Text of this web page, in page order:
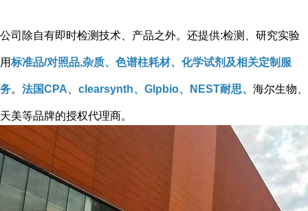
公司除自有即时检测技术、产品之外。还提供:检测、研究实验
用标准品/对照品,杂质、色谱柱耗材、化学试剂及相关定制服
务。 法国CPA clearsynth、Glpbio、NEST耐思、 海尔生物、
天美等品牌的授权代理商。